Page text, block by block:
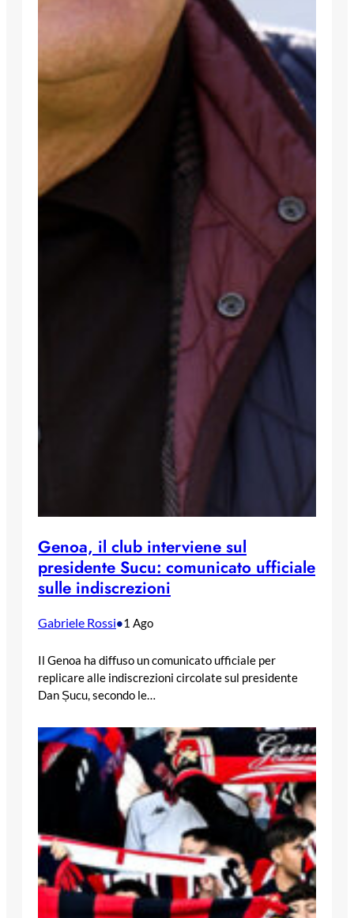
Genoa, il club interviene sul
presidente Sucu: comunicato ufficiale
sulle indiscrezioni
Gabriele Rossi•1 Ago
Il Genoa ha diffuso un comunicato ufficiale per
replicare alle indiscrezioni circolate sul presidente
Dan Șucu, secondo le…